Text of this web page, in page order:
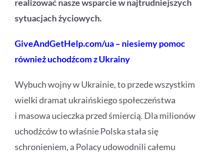
realizować nasze wsparcie w najtrudniejszych
sytuacjach życiowych.
GiveAndGetHelp.com/ua – niesiemy pomoc
również uchodźcom z Ukrainy
Wybuch wojny w Ukrainie, to przede wszystkim
wielki dramat ukraińskiego społeczeństwa
i masowa ucieczka przed śmiercią. Dla milionów
uchodźców to właśnie Polska stała się
schronieniem, a Polacy udowodnili całemu